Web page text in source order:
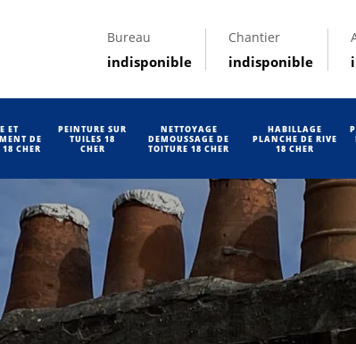
Bureau
indisponible
Chantier
indisponible
ET
DE
CHER
PEINTURE SUR
TUILES 18
CHER
NETTOYAGE
DEMOUSSAGE DE
TOITURE 18 CHER
HABILLAGE
PLANCHE DE RIVE
18 CHER